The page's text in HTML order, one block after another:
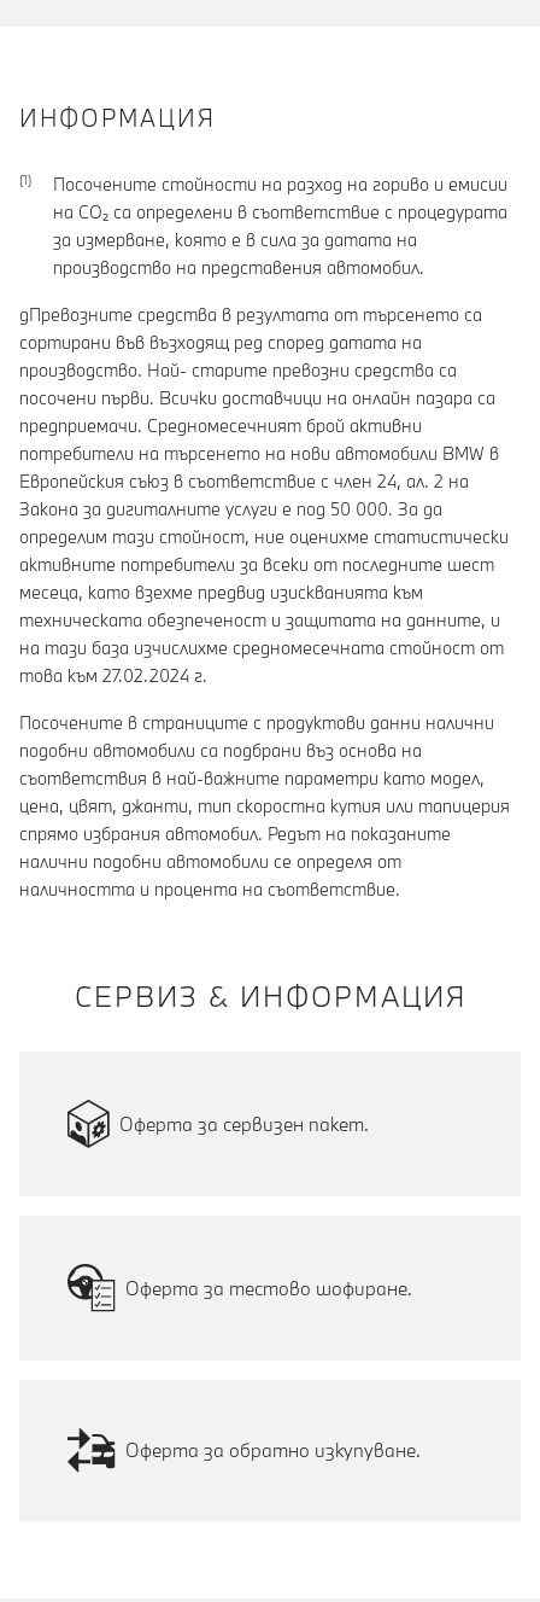
ИНФОРМАЦИЯ
Посочените стойности на разход на гориво и емисии
на CO₂ са определени в съответствие с процедурата
за измерване, която е в сила за датата на
производство на представения автомобил.
gПревозните средства в резултата от търсенето са
сортирани във възходящ ред според датата на
производство. Най- старите превозни средства са
посочени първи. Всички доставчици на онлайн пазара са
предприемачи. Средномесечният брой активни
потребители на търсенето на нови автомобили BMW в
Европейския съюз в съответствие с член 24, ал. 2 на
Закона за дигиталните услуги е под 50 000. За да
определим тази стойност, ние оценихме статистически
активните потребители за всеки от последните шест
месеца, като взехме предвид изискванията към
техническата обезпеченост и защитата на данните, и
на тази база изчислихме средномесечната стойност от
това към 27.02.2024 г.
Посочените в страниците с продуктови данни налични
подобни автомобили са подбрани въз основа на
съответствия в най-важните параметри като модел,
цена, цвят, джанти, тип скоростна кутия или тапицерия
спрямо избрания автомобил. Редът на показаните
налични подобни автомобили се определя от
наличността и процента на съответствие.
СЕРВИЗ & ИНФОРМАЦИЯ
Оферта за сервизен пакет.
Оферта за тестово шофиране.
Оферта за обратно изкупуване.